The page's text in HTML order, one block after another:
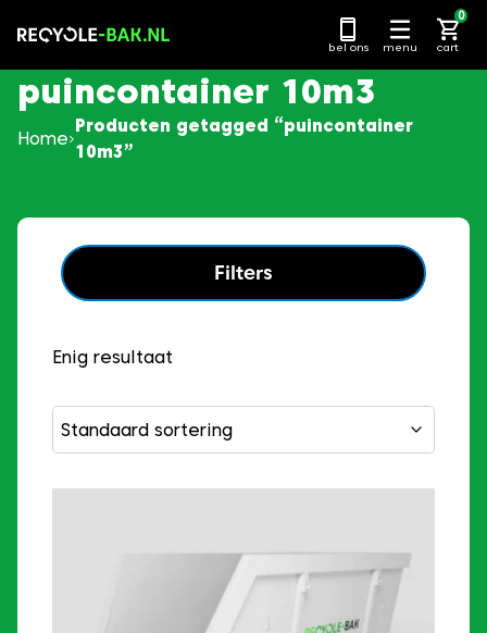
naar
bel ons menu cart
0
puincontainer 10m3
Home
Producten getagged “puincontainer
10m3”
Filters
Enig resultaat